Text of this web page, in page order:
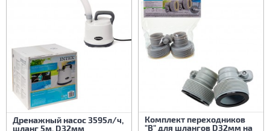
Дренажный насос 3595л/ч,
шланг 5м, D32мм
Комплект переходников
"В" для шлангов D32мм на